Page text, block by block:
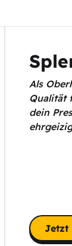
Als
Qualität
dein
Jetzt